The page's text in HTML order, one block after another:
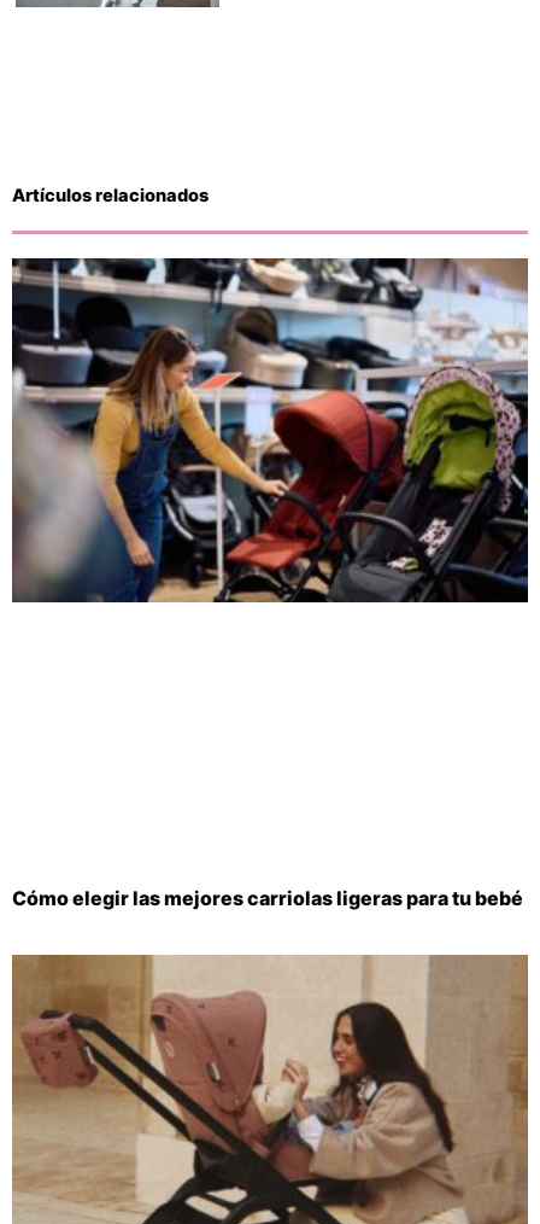
Artículos relacionados
Cómo elegir las mejores carriolas ligeras para tu bebé